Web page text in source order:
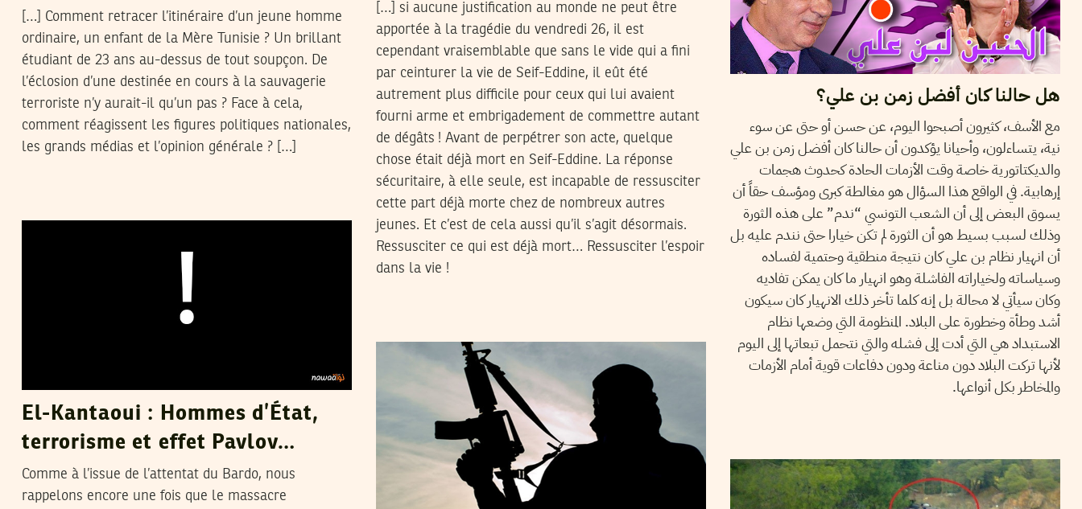
[…] si aucune justification au monde ne peut être
apportée à la tragédie du vendredi 26, il est
cependant vraisemblable que sans le vide qui a fini
par ceinturer la vie de Seif-Eddine, il eût été
autrement plus difficile pour ceux qui lui avaient
fourni arme et embrigadement de commettre autant
de dégâts ! Avant de perpétrer son acte, quelque
chose était déjà mort en Seif-Eddine. La réponse
sécuritaire, à elle seule, est incapable de ressusciter
cette part déjà morte chez de nombreux autres
jeunes. Et c’est de cela aussi qu’il s’agit désormais.
Ressusciter ce qui est déjà mort… Ressusciter l’espoir
dans la vie !
[…] Comment retracer l’itinéraire d’un jeune homme
ordinaire, un enfant de la Mère Tunisie ? Un brillant
étudiant de 23 ans au-dessus de tout soupçon. De
l’éclosion d’une destinée en cours à la sauvagerie
terroriste n’y aurait-il qu’un pas ? Face à cela,
comment réagissent les figures politiques nationales,
les grands médias et l’opinion générale ? […]
هل حالنا كان أفضل زمن بن علي؟
مع الأسف، كثيرون أصبحوا اليوم، عن حسن أو حتى عن سوء
نية، يتساءلون، وأحيانا يؤكدون أن حالنا كان أفضل زمن بن علي
والديكتاتورية خاصة وقت الأزمات الحادة كحدوث هجمات
إرهابية. في الواقع هذا السؤال هو مغالطة كبرى ومؤسف حقاً أن
يسوق البعض إلى أن الشعب التونسي “ندم” على هذه الثورة
وذلك لسبب بسيط هو أن الثورة لم تكن خيارا حتى نندم عليه بل
أن انهيار نظام بن علي كان نتيجة منطقية وحتمية لفساده
وسياساته ولخياراته الفاشلة وهو انهيار ما كان يمكن تفاديه
وكان سيأتي لا محالة بل إنه كلما تأخر ذلك الانهيار كان سيكون
أشد وطأة وخطورة على البلاد. المنظومة التي وضعها نظام
الاستبداد هي التي أدت إلى فشله والتي نتحمل تبعاتها إلى اليوم
لأنها تركت البلاد دون مناعة ودون دفاعات قوية أمام الأزمات
والمخاطر بكل أنواعها.
El-Kantaoui : Hommes d’État,
terrorisme et effet Pavlov…
Comme à l’issue de l’attentat du Bardo, nous
rappelons encore une fois que le massacre